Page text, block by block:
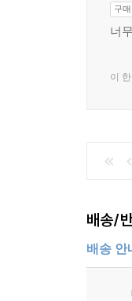
구매
너
이
배송/
배송 안